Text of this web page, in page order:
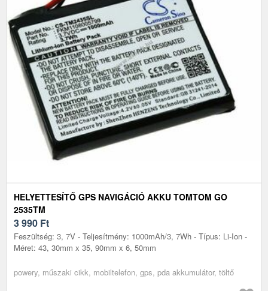
HELYETTESÍTŐ GPS NAVIGÁCIÓ AKKU TOMTOM GO
2535TM
3 990 Ft
Feszültség: 3, 7V - Teljesítmény: 1000mAh/3, 7Wh - Típus: Li-Ion -
Méret: 43, 30mm x 35, 90mm x 6, 50mm
powery, műszaki cikk, mobiltelefon, gps, pda akkumulátor, töltő